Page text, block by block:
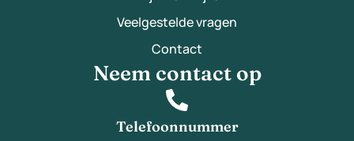
Veelgestelde vragen
Contact
Neem contact op
Telefoonnummer